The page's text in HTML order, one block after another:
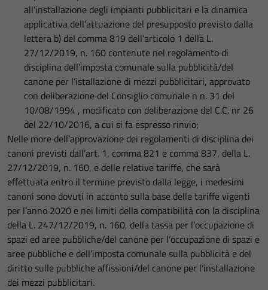
all’installazione degli impianti pubblicitari e la dinamica
applicativa dell’attuazione del presupposto previsto dalla
lettera b) del comma 819 dell’articolo 1 della L.
27/12/2019, n. 160 contenute nel regolamento di
disciplina dell’imposta comunale sulla pubblicità/del
canone per l’istallazione di mezzi pubblicitari, approvato
con deliberazione del Consiglio comunale n n. 31 del
10/08/1994 , modificato con deliberazione del C.C. nr 26
del 22/10/2016, a cui si fa espresso rinvio;
Nelle more dell’approvazione dei regolamenti di disciplina dei
canoni previsti dall’art. 1, comma 821 e comma 837, della L.
27/12/2019, n. 160, e delle relative tariffe, che sarà
effettuata entro il termine previsto dalla legge, i medesimi
canoni sono dovuti in acconto sulla base delle tariffe vigenti
per l’anno 2020 e nei limiti della compatibilità con la disciplina
della L. 247/12/2019, n. 160, della tassa per l’occupazione di
spazi ed aree pubbliche/del canone per l’occupazione di spazi e
aree pubbliche e dell’imposta comunale sulla pubblicità e del
diritto sulle pubbliche affissioni/del canone per l’installazione
dei mezzi pubblicitari.